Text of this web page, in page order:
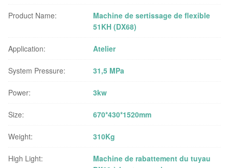
Product Name:
Machine de sertissage de flexible
51KH (DX68)
Application: Atelier
System Pressure: 31,5 MPa
Power: 3kw
Size: 670*430*1520mm
Weight: 310Kg
High Light:
Machine de rabattement du tuyau